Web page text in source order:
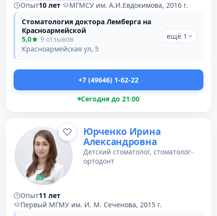
Опыт10 лет·
МГМСУ им. А.И.Евдокимова, 2016 г.
Стоматология доктора Лемберга на
Красноармейской
5,0
·9 отзывов
Красноармейская ул, 5
ещё 1
+7 (49646) 1-62-22
Сегодня до 21:00
Юрченко Ирина
Александровна
Детский стоматолог, стоматолог-
ортодонт
Опыт11 лет·
Первый МГМУ им. И. М. Сеченова, 2015 г.